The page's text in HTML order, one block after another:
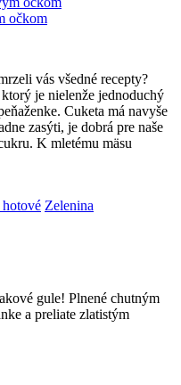
očkom
vás všedné recepty?
je nielenže jednoduchý
Cuketa má navyše
zasýti, je dobrá pre naše
K mletému mäsu
Zelenina
gule! Plnené chutným
a preliate zlatistým